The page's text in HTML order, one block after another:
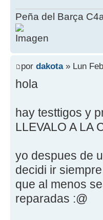
Peña del Barça
por dakota» Lun
hola
hay testtigos y
LLEVALO A LA
yo despues de
decidi ir
que al menos
reparadas :@